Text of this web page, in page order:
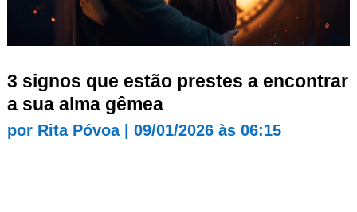
3 signos que estão prestes a encontrar
a sua alma gêmea
por Rita Póvoa| 09/01/2026 às 06:15